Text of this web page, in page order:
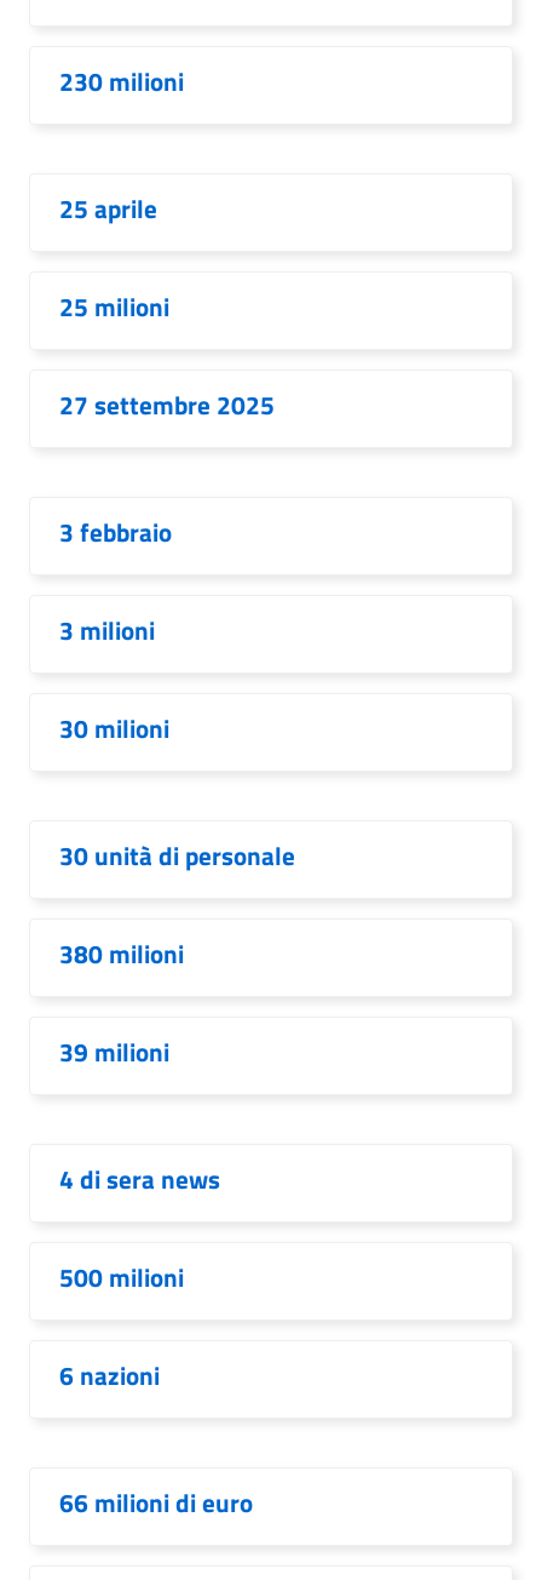
230 milioni
25 aprile
25 milioni
27 settembre 2025
3 febbraio
3 milioni
30 milioni
30 unità di personale
380 milioni
39 milioni
4 di sera news
500 milioni
6 nazioni
66 milioni di euro